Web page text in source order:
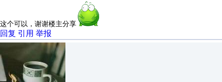
这个可以，谢谢楼主分享
回复 引用 举报